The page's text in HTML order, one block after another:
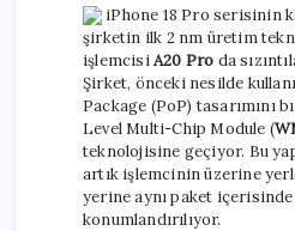
iPhone 18 Pro serisinin
şirketin ilk 2 nm üretim
işlemcisiA20 Pro da
Şirket, önceki nesilde
Package (PoP) tasarımını
Level Multi-Chip Module (
teknolojisine geçiyor. Bu
artık işlemcinin üzerine
yerine aynı paket içerisinde
konumlandırılıyor.